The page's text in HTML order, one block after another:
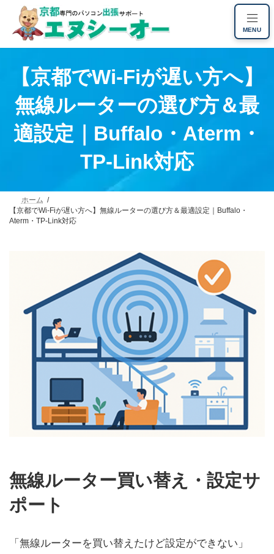
ン
ー
【京都でWi-Fiが遅い方へ】
無線ルーターの選び方＆最
適設定｜Buffalo・Aterm・
TP-Link対応
ホーム
【京都でWi-Fiが遅い方へ】無線ルーターの選び方＆最適設定｜Buffalo・
Aterm・TP-Link対応
無線ルーター買い替え・設定サ
ポート
「無線ルーターを買い替えたけど設定ができない」
MENU